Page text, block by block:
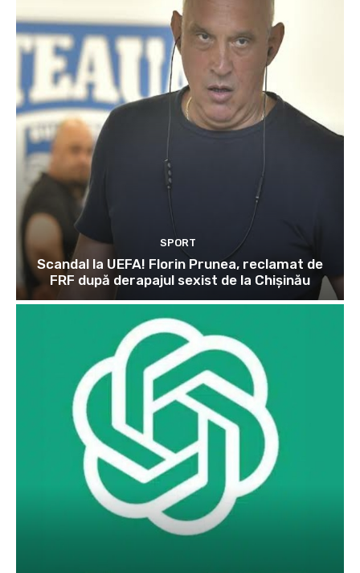
SPORT
Scandal la UEFA! Florin Prunea, reclamat de
FRF după derapajul sexist de la Chișinău